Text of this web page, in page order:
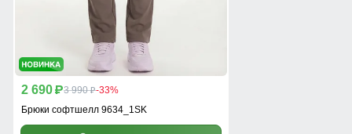
2 690 p3 990 p-33%
Брюки софтшелл 9634_1SK